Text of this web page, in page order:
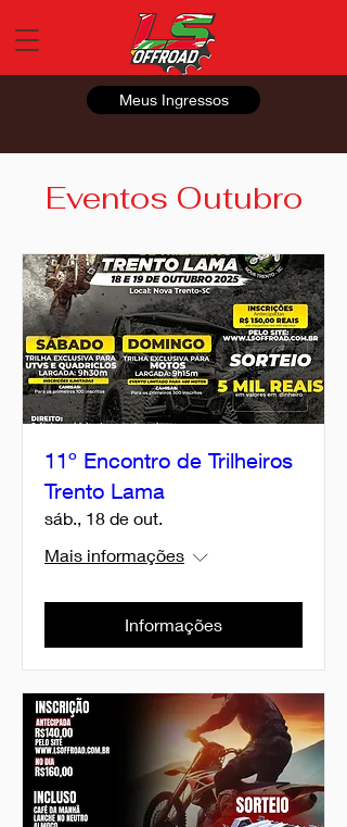
Meus Ingressos
Eventos Outubro
11º Encontro de Trilheiros
Trento Lama
sáb., 18 de out.
Mais informações
Informações